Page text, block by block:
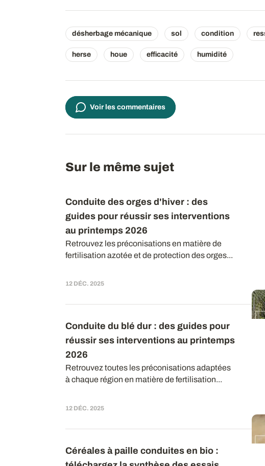
désherbage mécanique sol condition
herse houe efficacité humidité
Voir les commentaires
Sur le même sujet
Conduite des orges d'hiver : des
guides pour réussir ses interventions
au printemps 2026
Retrouvez les préconisations en matière de
fertilisation azotée et de protection des orges...
12 DÉC. 2025
Conduite du blé dur : des guides pour
réussir ses interventions au printemps
2026
Retrouvez toutes les préconisations adaptées
à chaque région en matière de fertilisation...
12 DÉC. 2025
Céréales à paille conduites en bio :